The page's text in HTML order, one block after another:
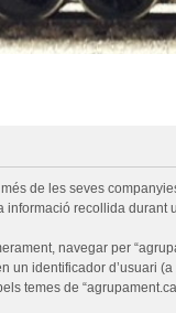
de les seves
informació recollida
navegar per
identificador d’usuari
temes de